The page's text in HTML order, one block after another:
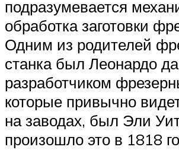
подразумевается
обработка заготовки
Одним из родителей
станка был Леонардо
разработчиком
которые привычно
на заводах, был Эли
произошло это в 1818